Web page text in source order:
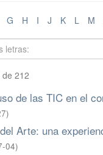
G H I J K L M
212
de las TIC en el
)
Arte: una
04)